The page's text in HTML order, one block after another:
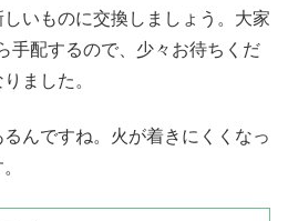
いものに交換しましょう。大家
手配するので、少々お待ちくだ
ました。
んですね。火が着きにくくなっ